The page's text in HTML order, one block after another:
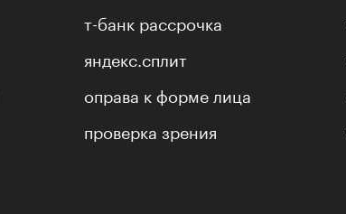
т-банк рассрочка
яндекс.сплит
оправа к форме лица
проверка зрения